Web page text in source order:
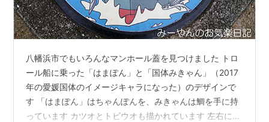
八幡浜市でもいろんなマンホール蓋を見つけました トロ
ール船に乗った「はまぽん」と「国体みきゃん」（2017
年の愛媛国体のイメージキャラになった）のデザインで
す 「はまぽん」はちゃんぽんを、みきゃんは鯛を手に持
っています カツオとトビウオも描かれています 左右に持